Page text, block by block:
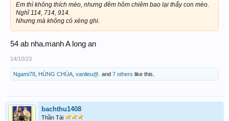
Em thì không thích mèo, nhưng đêm hôm chiêm bao lại thấy con mèo.
Nghĩ 114, 714, 914.
Nhưng mà không có xèng ghi.
54 ab nha.manh A long an
14/10/23
Ngami78 HÙNG CHÙA vanlieu@. and 7 others like this.
bachthu1408
Thần Tài